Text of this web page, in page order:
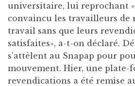
universitaire, lui reprochant
convaincu les travailleurs de
travail sans que leurs
satisfaites», a-t-on déclaré.
s’attèlent au Snapap pour
mouvement. Hier, une plate-
revendications a été remise